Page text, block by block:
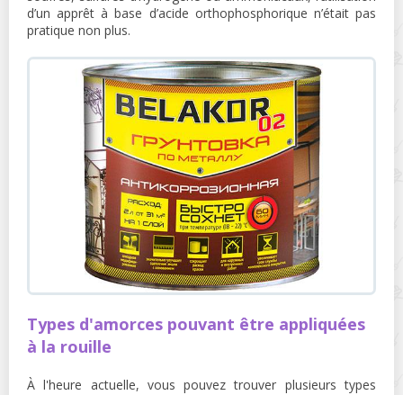
d’un apprêt à base d’acide orthophosphorique n’était pas
pratique non plus.
Types d'amorces pouvant être appliquées
à la rouille
À l'heure actuelle, vous pouvez trouver plusieurs types